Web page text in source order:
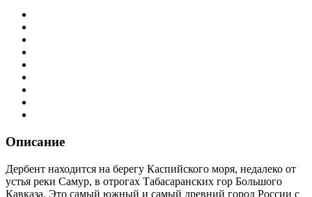
Описание
Дербент находится на берегу Каспийского моря, недалеко от
устья реки Самур, в отрогах Табасаранских гор Большого
Кавказа. Это самый южный и самый древний город России с